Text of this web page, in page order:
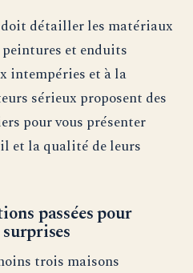
détailler les matériaux
et enduits
intempéries et à la
sérieux proposent des
pour vous présenter
et la qualité de leurs
passées pour
trois maisons